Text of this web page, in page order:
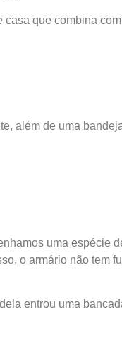
que combina
além de uma
uma espécie
o armário não tem
entrou uma